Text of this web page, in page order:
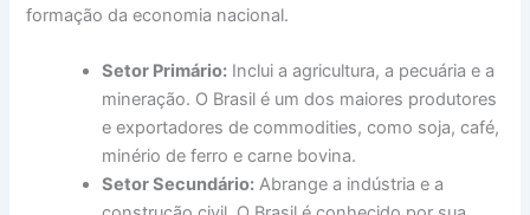
formação da economia nacional.
Setor Primário: Inclui a agricultura, a pecuária e a
mineração. O Brasil é um dos maiores produtores
e exportadores de commodities, como soja, café,
minério de ferro e carne bovina.
Setor Secundário: Abrange a indústria e a